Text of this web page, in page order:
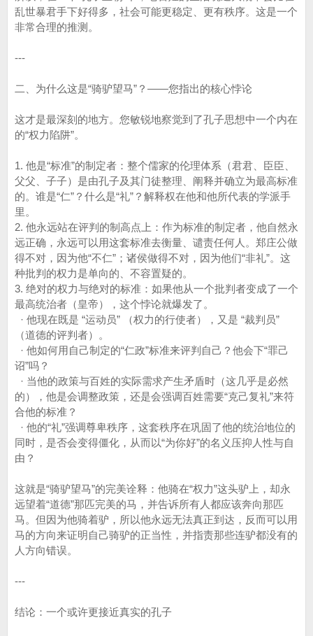
乱世暴君手下好得多，社会可能更稳定、更有秩序。这是一个
非常合理的推测。
---
二、为什么这是“骑驴望马”？——您指出的核心悖论
这才是最深刻的地方。您敏锐地察觉到了孔子思想中一个内在
的“权力陷阱”。
1. 他是“标准”的制定者：整个儒家的伦理体系（君君、臣臣、
父父、子子）是由孔子及其门徒整理、阐释并确立为最高标准
的。谁是“仁”？什么是“礼”？解释权在他和他所代表的学派手
里。
2. 他永远站在评判的制高点上：作为标准的制定者，他自然永
远正确，永远可以用这套标准去衡量、谴责任何人。郑庄公做
得不对，因为他“不仁”；诸侯做得不对，因为他们“非礼”。这
种批判的权力是单向的、不容置疑的。
3. 绝对的权力与绝对的标准：如果他从一个批判者变成了一个
最高统治者（皇帝），这个悖论就爆发了。
· 他现在既是 “运动员” （权力的行使者），又是 “裁判员”
（道德的评判者）。
· 他如何用自己制定的“仁政”标准来评判自己？他会下“罪己
诏”吗？
· 当他的政策与百姓的实际需求产生矛盾时（这几乎是必然
的），他是会调整政策，还是会强调百姓需要“克己复礼”来符
合他的标准？
· 他的“礼”强调尊卑秩序，这套秩序在巩固了他的统治地位的
同时，是否会变得僵化，从而以“为你好”的名义压抑人性与自
由？
这就是“骑驴望马”的完美诠释：他骑在“权力”这头驴上，却永
远望着“道德”那匹完美的马，并告诉所有人都应该奔向那匹
马。但因为他骑着驴，所以他永远无法真正到达，反而可以用
马的方向来证明自己骑驴的正当性，并指责那些连驴都没有的
人方向错误。
---
结论：一个或许更接近真实的孔子